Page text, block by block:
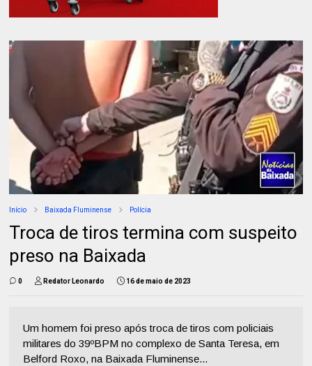
Início Baixada Fluminense Polícia
Troca de tiros termina com suspeito
preso na Baixada
0 Redator Leonardo 16 de maio de 2023
Um homem foi preso após troca de tiros com policiais
militares do 39ºBPM no complexo de Santa Teresa, em
Belford Roxo, na Baixada Fluminense...